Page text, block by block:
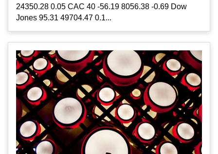
24350.28 0.05 CAC 40 -56.19 8056.38 -0.69 Dow
Jones 95.31 49704.47 0.1...